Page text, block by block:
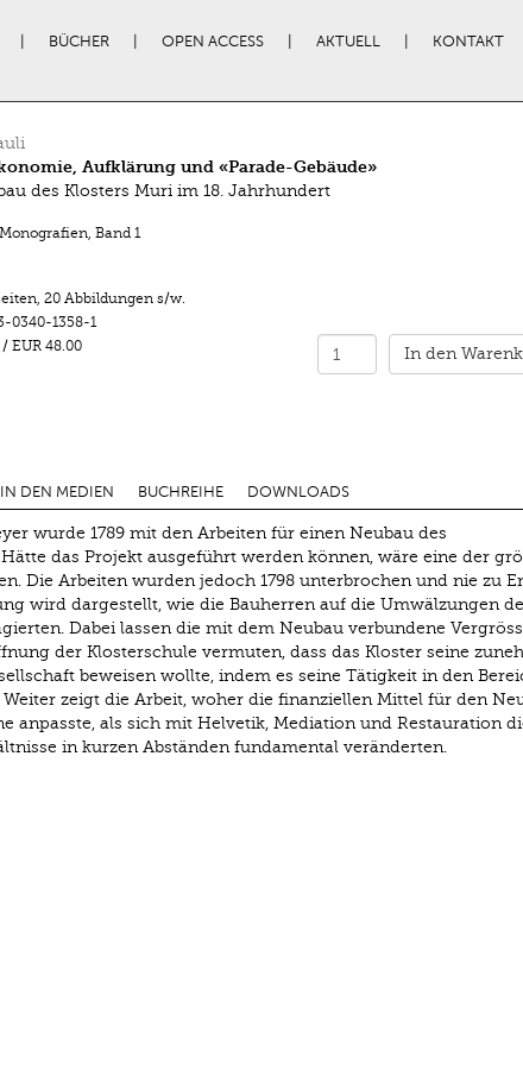
BÜCHER OPEN ACCESS AKTUELL KONTAKT
Aufklärung und «Parade-Gebäude»
des Klosters Muri im 18. Jahrhundert
, Band 1
, 20 Abbildungen s/w.
0340-1358-1
EUR 48.00 In den
IN DEN MEDIEN BUCHREIHE DOWNLOADS
wurde 1789 mit den Arbeiten für einen Neubau des
das Projekt ausgeführt werden können, wäre eine der
Die Arbeiten wurden jedoch 1798 unterbrochen und nie zu
wird dargestellt, wie die Bauherren auf die Umwälzungen
Dabei lassen die mit dem Neubau verbundene
der Klosterschule vermuten, dass das Kloster seine
beweisen wollte, indem es seine Tätigkeit in den
zeigt die Arbeit, woher die finanziellen Mittel für den
anpasste, als sich mit Helvetik, Mediation und Restauration
in kurzen Abständen fundamental veränderten.